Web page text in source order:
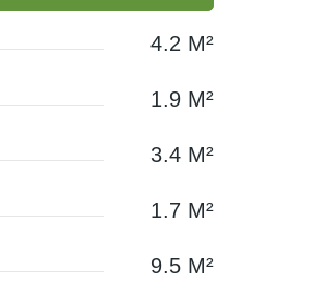
4.2 М²
1.9 М²
3.4 М²
1.7 М²
9.5 М²